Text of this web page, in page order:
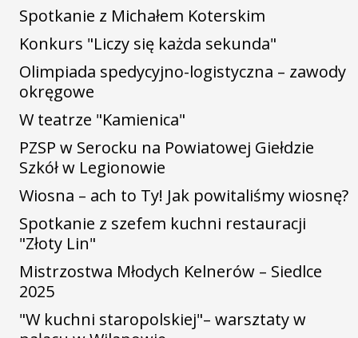
Spotkanie z Michałem Koterskim
Konkurs "Liczy się każda sekunda"
Olimpiada spedycyjno-logistyczna – zawody
okręgowe
W teatrze "Kamienica"
PZSP w Serocku na Powiatowej Giełdzie
Szkół w Legionowie
Wiosna – ach to Ty! Jak powitaliśmy wiosnę?
Spotkanie z szefem kuchni restauracji
"Złoty Lin"
Mistrzostwa Młodych Kelnerów – Siedlce
2025
"W kuchni staropolskiej"– warsztaty w